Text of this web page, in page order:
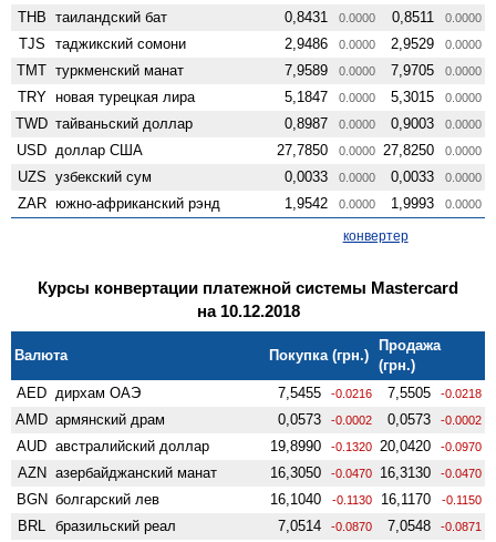
THB таиландский бат 0,8431 0.0000 0,8511 0.0000
TJS таджикский сомони 2,9486 0.0000 2,9529 0.0000
TMT туркменский манат 7,9589 0.0000 7,9705 0.0000
TRY новая турецкая лира 5,1847 0.0000 5,3015 0.0000
TWD тайваньский доллар 0,8987 0.0000 0,9003 0.0000
USD доллар США 27,7850 0.0000 27,8250 0.0000
UZS узбекский сум 0,0033 0.0000 0,0033 0.0000
ZAR южно-африканский рэнд 1,9542 0.0000 1,9993 0.0000
конвертер
Курсы конвертации платежной системы Mastercard
на 10.12.2018
Валюта Покупка (грн.)
Продажа
(грн.)
AED дирхам ОАЭ 7,5455 -0.0216 7,5505 -0.0218
AMD армянский драм 0,0573 -0.0002 0,0573 -0.0002
AUD австралийский доллар 19,8990 -0.1320 20,0420 -0.0970
AZN азербайджанский манат 16,3050 -0.0470 16,3130 -0.0470
BGN болгарский лев 16,1040 -0.1130 16,1170 -0.1150
BRL бразильский реал 7,0514 -0.0870 7,0548 -0.0871